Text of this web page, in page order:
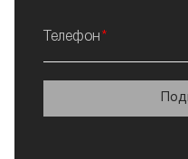
Телефон